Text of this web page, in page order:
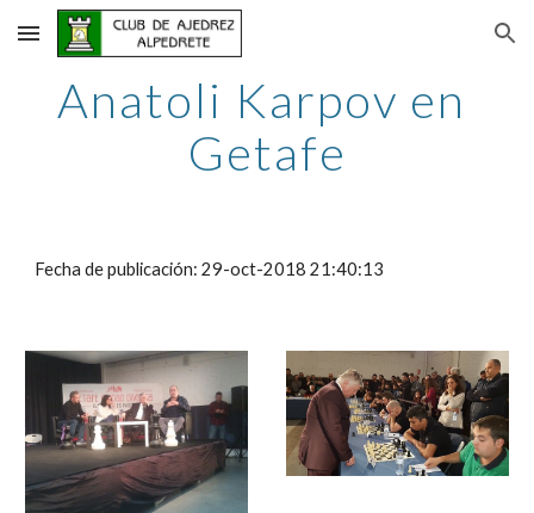
Skip to main content Skip to navigation
Anatoli Karpov en
Getafe
Fecha de publicación: 29-oct-2018 21:40:13